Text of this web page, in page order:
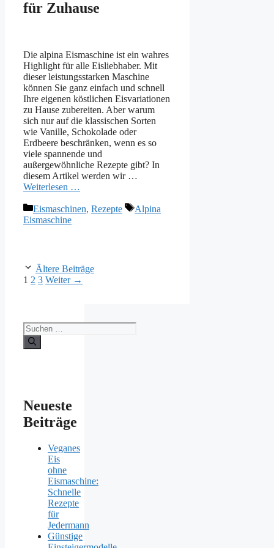
für Zuhause
Die alpina Eismaschine ist ein wahres
Highlight für alle Eisliebhaber. Mit
dieser leistungsstarken Maschine
können Sie ganz einfach und schnell
Ihre eigenen köstlichen Eisvariationen
zu Hause zubereiten. Aber warum
sich nur auf die klassischen Sorten
wie Vanille, Schokolade oder
Erdbeere beschränken, wenn es so
viele spannende und
außergewöhnliche Rezepte gibt? In
diesem Artikel werden wir …
Weiterlesen …
Kategorien
Eismaschinen, Rezepte Schlagwörter
Alpina
Eismaschine
Ältere Beiträge
Seite
1 Seite
2 Seite
3 Weiter →
Suchen
nach:
Neueste
Beiträge
Veganes
Eis
ohne
Eismaschine:
Schnelle
Rezepte
für
Jedermann
Günstige